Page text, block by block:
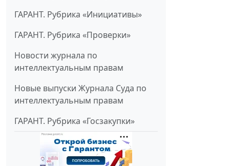
ГАРАНТ. Рубрика «Инициативы»
ГАРАНТ. Рубрика «Проверки»
Новости журнала по
интеллектуальным правам
Новые выпуски Журнала Суда по
интеллектуальным правам
ГАРАНТ. Рубрика «Госзакупки»